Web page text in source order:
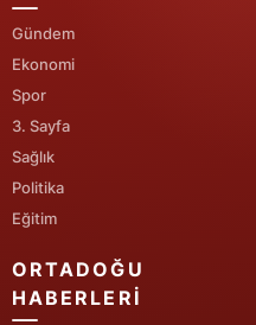
Gündem
Ekonomi
Spor
3. Sayfa
Sağlık
Politika
Eğitim
ORTADOĞU
HABERLERI